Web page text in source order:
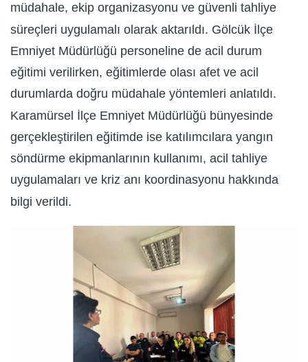
müdahale, ekip organizasyonu ve güvenli tahliye
süreçleri uygulamalı olarak aktarıldı. Gölcük İlçe
Emniyet Müdürlüğü personeline de acil durum
eğitimi verilirken, eğitimlerde olası afet ve acil
durumlarda doğru müdahale yöntemleri anlatıldı.
Karamürsel İlçe Emniyet Müdürlüğü bünyesinde
gerçekleştirilen eğitimde ise katılımcılara yangın
söndürme ekipmanlarının kullanımı, acil tahliye
uygulamaları ve kriz anı koordinasyonu hakkında
bilgi verildi.